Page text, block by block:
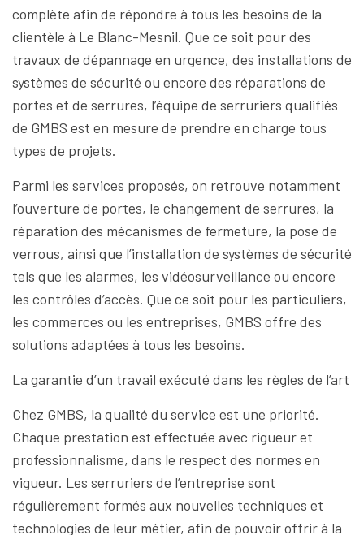
complète afin de répondre à tous les besoins de la
clientèle à Le Blanc-Mesnil. Que ce soit pour des
travaux de dépannage en urgence, des installations de
systèmes de sécurité ou encore des réparations de
portes et de serrures, l’équipe de serruriers qualifiés
de GMBS est en mesure de prendre en charge tous
types de projets.
Parmi les services proposés, on retrouve notamment
l’ouverture de portes, le changement de serrures, la
réparation des mécanismes de fermeture, la pose de
verrous, ainsi que l’installation de systèmes de sécurité
tels que les alarmes, les vidéosurveillance ou encore
les contrôles d’accès. Que ce soit pour les particuliers,
les commerces ou les entreprises, GMBS offre des
solutions adaptées à tous les besoins.
La garantie d’un travail exécuté dans les règles de l’art
Chez GMBS, la qualité du service est une priorité.
Chaque prestation est effectuée avec rigueur et
professionnalisme, dans le respect des normes en
vigueur. Les serruriers de l’entreprise sont
régulièrement formés aux nouvelles techniques et
technologies de leur métier, afin de pouvoir offrir à la